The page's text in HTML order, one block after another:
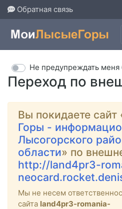
Обратная связь
Переход по
Не предупреждать меня
Вы покидаете сайт
Горы -
Лысогорского
области» по
http://land4pr3-
Мы не несем
сайта land4pr3-romania-